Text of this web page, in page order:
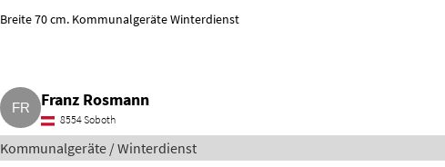
Breite 70 cm. Kommunalgeräte Winterdienst
Franz Rosmann
8554 Soboth
Kommunalgeräte / Winterdienst